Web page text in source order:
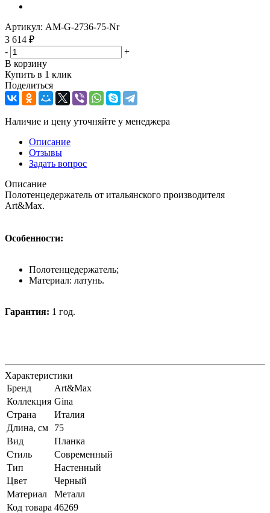
Артикул: AM-G-2736-75-Nr
3 614 ₽
-
+
В корзину
Купить в 1 клик
Поделиться
Наличие и цену уточняйте у менеджера
Описание
Отзывы
Задать вопрос
Описание
Полотенцедержатель от итальянского производителя
Art&Max.
Особенности:
Полотенцедержатель;
Материал: латунь.
Гарантия: 1 год.
Характеристики
Бренд
Art&Max
Коллекция Gina
Страна
Италия
Длина, см
75
Вид
Планка
Стиль
Современный
Тип
Настенный
Цвет
Черный
Материал
Металл
Код товара 46269